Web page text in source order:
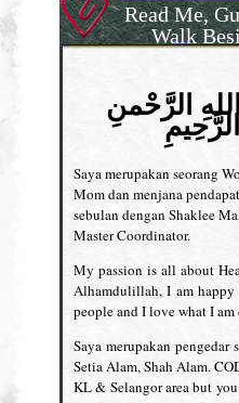
Read Me,
Walk
الرَّحْمنِالرَّحِيمِ
Saya merupakan seorang
Mom dan menjana
sebulan dengan Shaklee
Master Coordinator.
My passion is all about
Alhamdulillah, I am
people and I love what I
Saya merupakan pengedar
Setia Alam, Shah Alam.
KL & Selangor area but